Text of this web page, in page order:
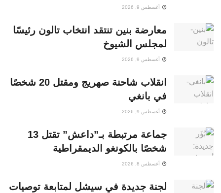
أغسطس 9, 2026
معارضة بنين تنتقد انتخاب تالون رئيسًا
لمجلس الشيوخ
أغسطس 9, 2026
انقلاب شاحنة صهريج ومقتل 20 شخصًا
في بانغي
أغسطس 9, 2026
جماعة مرتبطة بـ”داعش” تقتل 13
شخصًا بالكونغو الديمقراطية
أغسطس 8, 2026
لجنة جديدة في سيشل لمتابعة توصيات